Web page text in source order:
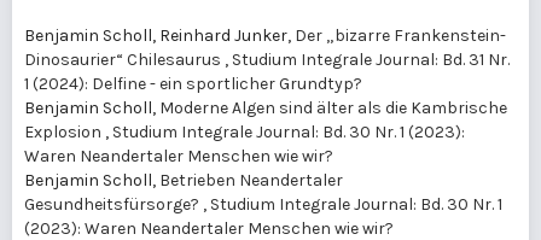
Benjamin Scholl, Reinhard Junker, Der „bizarre Frankenstein-
Dinosaurier“ Chilesaurus , Studium Integrale Journal: Bd. 31 Nr.
1 (2024): Delfine - ein sportlicher Grundtyp?
Benjamin Scholl, Moderne Algen sind älter als die Kambrische
Explosion , Studium Integrale Journal: Bd. 30 Nr. 1 (2023):
Waren Neandertaler Menschen wie wir?
Benjamin Scholl, Betrieben Neandertaler
Gesundheitsfürsorge? , Studium Integrale Journal: Bd. 30 Nr. 1
(2023): Waren Neandertaler Menschen wie wir?